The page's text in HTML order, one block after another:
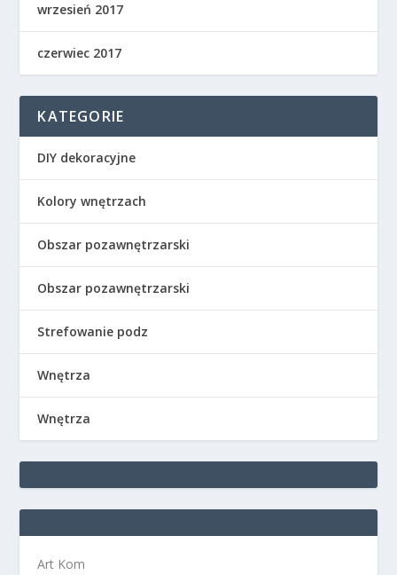
wrzesień 2017
czerwiec 2017
KATEGORIE
DIY dekoracyjne
Kolory wnętrzach
Obszar pozawnętrzarski
Obszar pozawnętrzarski
Strefowanie podz
Wnętrza
Wnętrza
Art Kom